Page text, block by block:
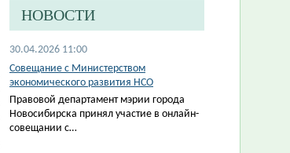
НОВОСТИ
30.04.2026 11:00
Совещание с Министерством
экономического развития НСО
Правовой департамент мэрии города
Новосибирска принял участие в онлайн-
совещании с…